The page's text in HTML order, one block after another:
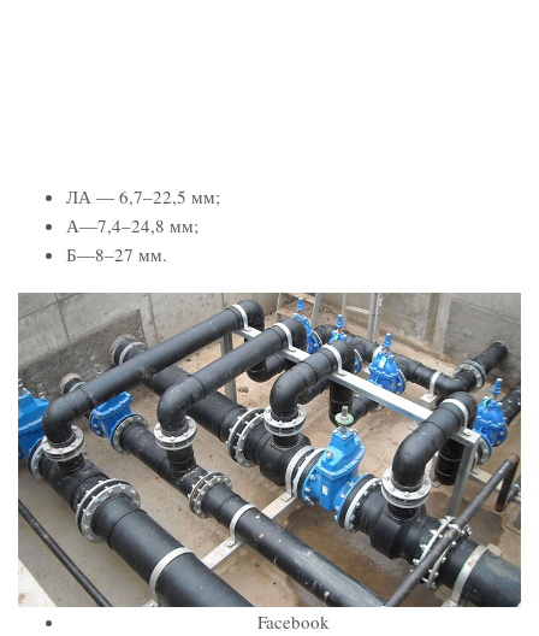
ЛА ― 6,7–22,5 мм;
А—7,4–24,8 мм;
Б―8–27 мм.
Facebook